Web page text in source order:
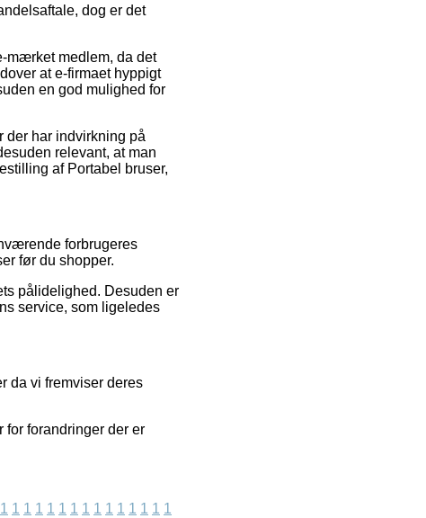
dog er det
mærket medlem, da det
at e-firmaet hyppigt
en god mulighed for
der har indvirkning på
relevant, at man
af Portabel bruser,
forbrugeres
før du shopper.
pålidelighed. Desuden er
service, som ligeledes
da vi fremviser deres
forandringer der er
1 1 1 1 1 1 1 1 1 1 1 1 1 1 1